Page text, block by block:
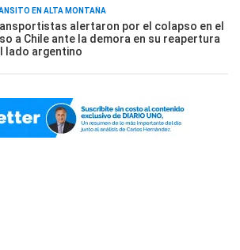
EN ALTA MONTAÑA
alertaron por el colapso en el
a Chile ante la demora en su reapertura
lado argentino